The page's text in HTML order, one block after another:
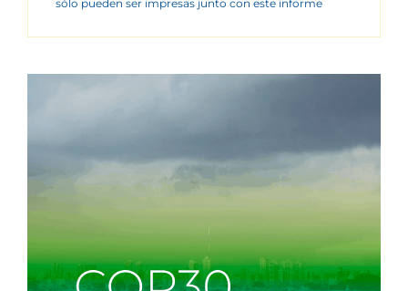
sólo pueden ser impresas junto con este informe